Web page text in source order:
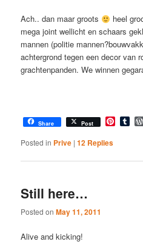
Ach.. dan maar groots
heel
mega joint wellicht en schaars
mannen (politie
achtergrond tegen een decor van
grachtenpanden. We winnen
Share Post
Posted in Prive |12 Replies
Still here…
Posted onMay 11, 2011
Alive and kicking!